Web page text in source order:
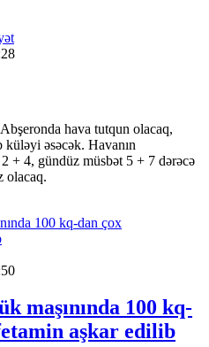
hava tutqun olacaq,
küləyi əsəcək. Havanın
+ 4, gündüz müsbət 5 + 7 dərəcə
olacaq.
maşınında 100 kq-
aşkar edilib